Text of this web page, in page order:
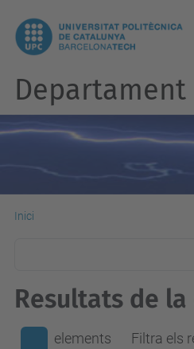
Departament
Inici
Resultats de la
elements
Filtra els